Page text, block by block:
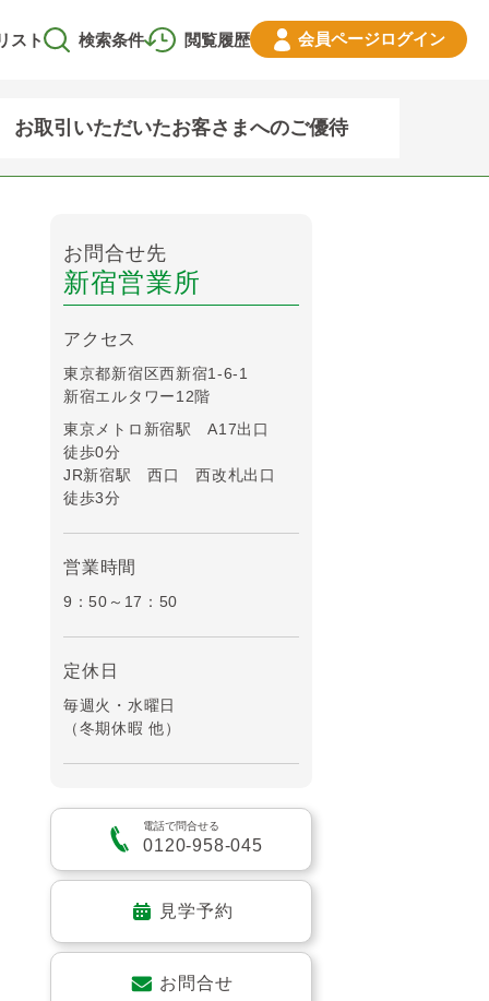
閲覧履歴
スト 検索条件 会員ページログイン
お取引いただいたお客さまへのご優待
お問合せ先
新宿営業所
アクセス
東京都新宿区西新宿1-6-1
新宿エルタワー12階
東京メトロ新宿駅 A17出口
徒歩0分
JR新宿駅 西口 西改札出口
徒歩3分
営業時間
9：50～17：50
定休日
毎週火・水曜日
（冬期休暇 他）
電話で問合せる
0120-958-045
見学予約
お問合せ